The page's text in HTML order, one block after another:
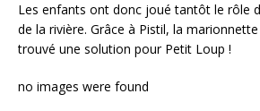
k
Les enfants ont donc joué tantôt le rôle
de la rivière. Grâce à Pistil, la
trouvé une solution pour Petit Loup !
no images were found